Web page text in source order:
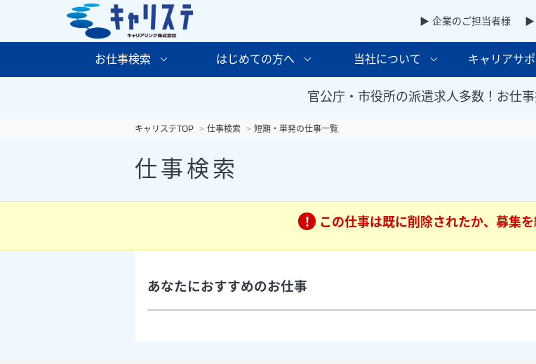
▶ 企業のご担当者様 ▶
お仕事検索 はじめての方へ 当社について キャリアサ
官公庁・市役所の派遣求人多数！お仕
キャリステTOP 仕事検索 短期・単発の仕事一覧
仕事検索
この仕事は既に削除されたか、募集を
あなたにおすすめのお仕事